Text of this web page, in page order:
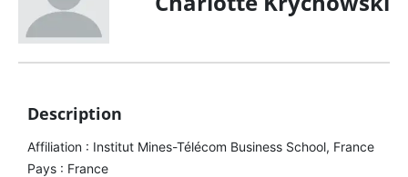
Description
Affiliation : Institut Mines-Télécom Business School, France
Pays : France